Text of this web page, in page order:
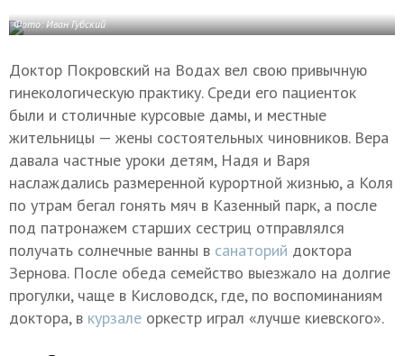
Фото: Иван Губский
Доктор Покровский на Водах вел свою привычную
гинекологическую практику. Среди его пациенток
были и столичные курсовые дамы, и местные
жительницы — жены состоятельных чиновников. Вера
давала частные уроки детям, Надя и Варя
наслаждались размеренной курортной жизнью, а Коля
по утрам бегал гонять мяч в Казенный парк, а после
под патронажем старших сестриц отправлялся
получать солнечные ванны в санаторий доктора
Зернова. После обеда семейство выезжало на долгие
прогулки, чаще в Кисловодск, где, по воспоминаниям
доктора, в курзале оркестр играл «лучше киевского».